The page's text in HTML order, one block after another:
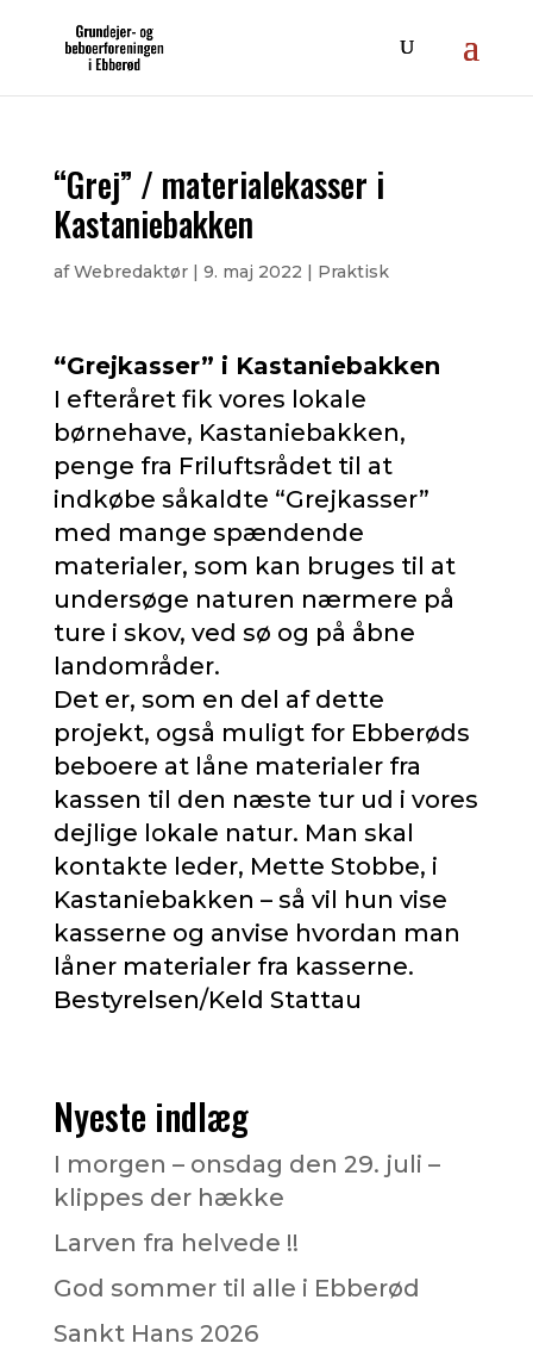
“Grej” / materialekasser i
Kastaniebakken
afWebredaktør| 9. maj 2022 | Praktisk
“Grejkasser” i Kastaniebakken
I efteråret fik vores lokale
børnehave, Kastaniebakken,
penge fra Friluftsrådet til at
indkøbe såkaldte “Grejkasser”
med mange spændende
materialer, som kan bruges til at
undersøge naturen nærmere på
ture i skov, ved sø og på åbne
landområder.
Det er, som en del af dette
projekt, også muligt for Ebberøds
beboere at låne materialer fra
kassen til den næste tur ud i vores
dejlige lokale natur. Man skal
kontakte leder, Mette Stobbe, i
Kastaniebakken – så vil hun vise
kasserne og anvise hvordan man
låner materialer fra kasserne.
Bestyrelsen/Keld Stattau
Nyeste indlæg
I morgen – onsdag den 29. juli –
klippes der hække
Larven fra helvede !!
God sommer til alle i Ebberød
Sankt Hans 2026